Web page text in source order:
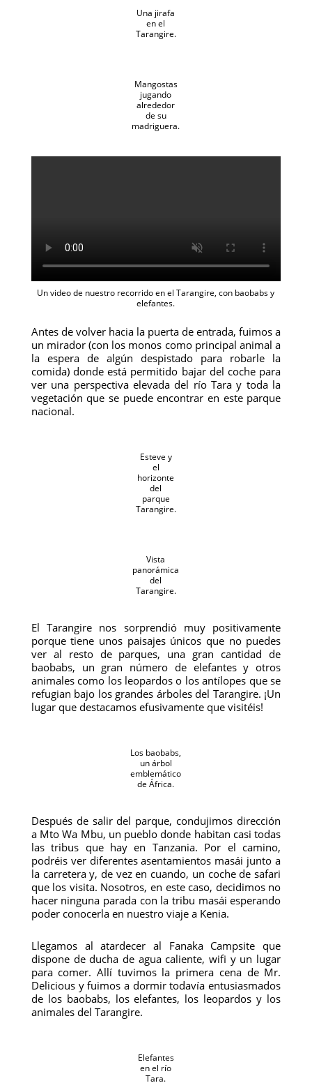
Una jirafa
en el
Tarangire.
Mangostas
jugando
alrededor
de su
madriguera.
Un video de nuestro recorrido en el Tarangire, con baobabs y
elefantes.
Antes de volver hacia la puerta de entrada, fuimos a
un mirador (con los monos como principal animal a
la espera de algún despistado para robarle la
comida) donde está permitido bajar del coche para
ver una perspectiva elevada del río Tara y toda la
vegetación que se puede encontrar en este parque
nacional.
Esteve y
el
horizonte
del
parque
Tarangire.
Vista
panorámica
del
Tarangire.
El Tarangire nos sorprendió muy positivamente
porque tiene unos paisajes únicos que no puedes
ver al resto de parques, una gran cantidad de
baobabs, un gran número de elefantes y otros
animales como los leopardos o los antílopes que se
refugian bajo los grandes árboles del Tarangire. ¡Un
lugar que destacamos efusivamente que visitéis!
Los baobabs,
un árbol
emblemático
de África.
Después de salir del parque, condujimos dirección
a Mto Wa Mbu, un pueblo donde habitan casi todas
las tribus que hay en Tanzania. Por el camino,
podréis ver diferentes asentamientos masái junto a
la carretera y, de vez en cuando, un coche de safari
que los visita. Nosotros, en este caso, decidimos no
hacer ninguna parada con la tribu masái esperando
poder conocerla en nuestro viaje a Kenia.
Llegamos al atardecer al Fanaka Campsite que
dispone de ducha de agua caliente, wifi y un lugar
para comer. Allí tuvimos la primera cena de Mr.
Delicious y fuimos a dormir todavía entusiasmados
de los baobabs, los elefantes, los leopardos y los
animales del Tarangire.
Elefantes
en el río
Tara.